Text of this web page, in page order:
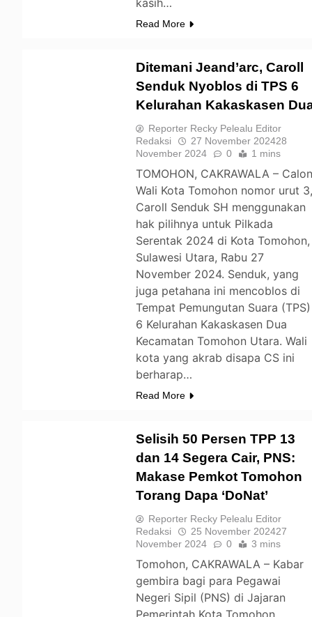
kasih…
Read More
Ditemani Jeand’arc, Caroll
Senduk Nyoblos di TPS 6
Kelurahan Kakaskasen
Reporter Recky Pelealu Editor
Redaksi
27 November 202428
November 2024
0 1 mins
TOMOHON, CAKRAWALA –
Wali Kota Tomohon nomor urut
Caroll Senduk SH menggunakan
hak pilihnya untuk Pilkada
Serentak 2024 di Kota Tomohon,
Sulawesi Utara, Rabu 27
November 2024. Senduk, yang
juga petahana ini mencoblos di
Tempat Pemungutan Suara (TPS)
6 Kelurahan Kakaskasen Dua
Kecamatan Tomohon Utara. Wali
kota yang akrab disapa CS ini
berharap…
Read More
Selisih 50 Persen TPP 13
dan 14 Segera Cair, PNS:
Makase Pemkot Tomohon
Torang Dapa ‘DoNat’
Reporter Recky Pelealu Editor
Redaksi
25 November 202427
November 2024
0 3 mins
Tomohon, CAKRAWALA – Kabar
gembira bagi para Pegawai
Negeri Sipil (PNS) di Jajaran